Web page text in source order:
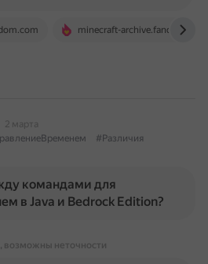
minecraft-archive.fandom.com
2 марта
#Различия
командами для
в Java и Bedrock Edition?
возможны неточности